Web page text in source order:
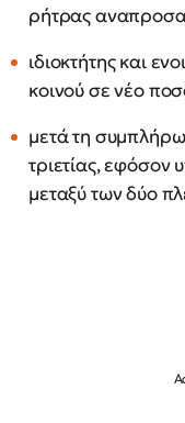
ρήτρας
ιδιοκτήτης και
κοινού σε νέο
μετά τη
τριετίας, εφόσον
μεταξύ των δύο